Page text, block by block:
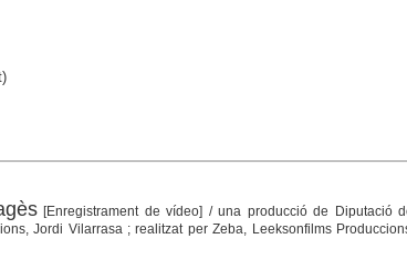
[Enregistrament de vídeo] / una producció de Diputació
Jordi Vilarrasa ; realitzat per Zeba, Leeksonfilms